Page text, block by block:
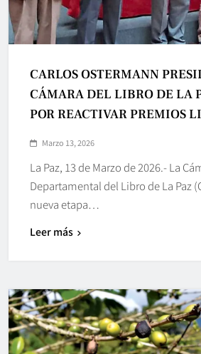
CARLOS OSTERMANN
CÁMARA DEL LIBRO DE LA
POR REACTIVAR PREMIOS
Marzo 13, 2026
La Paz, 13 de Marzo de 2026.- La
Departamental del Libro de La Paz
nueva etapa…
Leer más